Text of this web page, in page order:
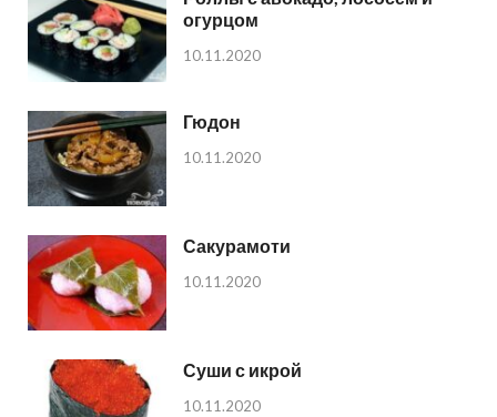
огурцом
10.11.2020
Гюдон
10.11.2020
Сакурамоти
10.11.2020
Суши с икрой
10.11.2020